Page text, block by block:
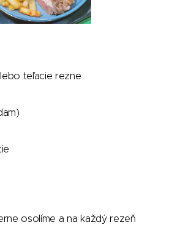
teľacie rezne
osolíme a na každý rezeň